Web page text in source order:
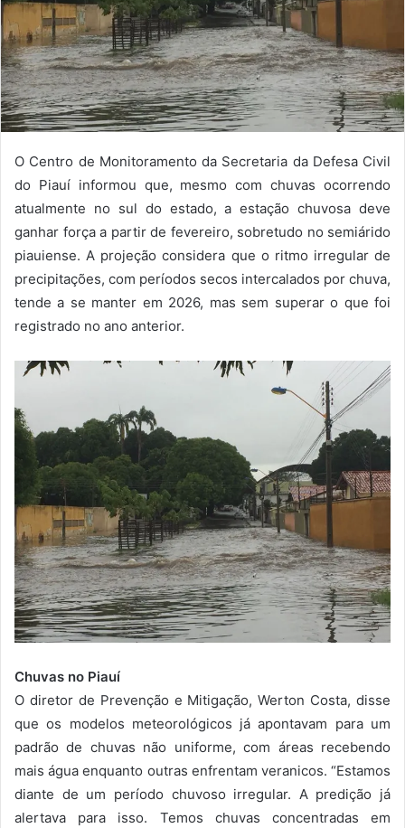
O Centro de Monitoramento da Secretaria da Defesa Civil
do Piauí informou que, mesmo com chuvas ocorrendo
atualmente no sul do estado, a estação chuvosa deve
ganhar força a partir de fevereiro, sobretudo no semiárido
piauiense. A projeção considera que o ritmo irregular de
precipitações, com períodos secos intercalados por chuva,
tende a se manter em 2026, mas sem superar o que foi
registrado no ano anterior.
Chuvas no Piauí
O diretor de Prevenção e Mitigação, Werton Costa, disse
que os modelos meteorológicos já apontavam para um
padrão de chuvas não uniforme, com áreas recebendo
mais água enquanto outras enfrentam veranicos. “Estamos
diante de um período chuvoso irregular. A predição já
alertava para isso. Temos chuvas concentradas em